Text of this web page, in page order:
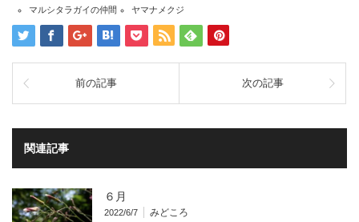
マルシタラガイの仲間 ヤマナメクジ
前の記事 次の記事
関連記事
６月
2022/6/7 みどころ